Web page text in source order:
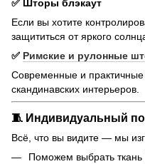
✅ Шторы блэкаут
Если вы хотите
защититься от яркого
✅ Римские и рулонные
Современные и
скандинавских интерьеров.
🧵 Индивидуальный
Всё, что вы видите — мы
Поможем выбрать ткань